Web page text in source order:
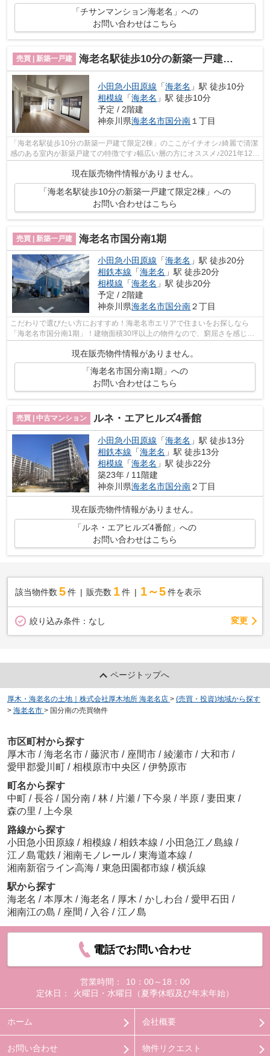
「チサンマンション海老名」への
お問い合わせはこちら
売買 | 新築一戸建 海老名駅徒歩10分の新築一戸建て限定2棟
小田急小田原線 「海老名 」駅 徒歩10分
相模線 「海老名 」駅 徒歩10分
予定 / 2階建
神奈川県海老名市国分南 １丁目
「海老名駅徒歩10分の新築一戸建て限定2棟」のここがイチオシ♪綺麗で清潔
感のある室内が新築戸建ての特徴です♪幅広い層の方にオススメ♪2021年12月
築の室内も広々とした物件で来客応対...
現在販売物件情報がありません。
「海老名駅徒歩10分の新築一戸建て限定2棟」への
お問い合わせはこちら
売買 | 新築一戸建 海老名市国分南1期
小田急小田原線 「海老名 」駅 徒歩20分
相鉄本線 「海老名 」駅 徒歩20分
相模線 「海老名 」駅 徒歩20分
予定 / 2階建
神奈川県海老名市国分南２丁目
こだわりで選びたい方におすすめ！海老名市エリアで住まいをお探しなら
「海老名市国分南1期」！建物面積30坪以上の物件なので、窮屈さを感じさ
せない室内！物件の購入をご予定なら、47...
現在販売物件情報がありません。
「海老名市国分南1期」への
お問い合わせはこちら
売買 | 中古マンション ルネ・エアヒルズ4番館
小田急小田原線 「海老名 」駅 徒歩13分
相鉄本線 「海老名 」駅 徒歩13分
相模線 「海老名 」駅 徒歩22分
築23年 / 11階建
神奈川県海老名市国分南２丁目
現在販売物件情報がありません。
「ルネ・エアヒルズ4番館」への
お問い合わせはこちら
該当物件数 5件 販売数 1 件 1～5 件を表示
絞り込み条件： なし 変更
ページトップへ
厚木・海老名の土地｜株式会社厚木地所 海老名店 > (売買・投資)地域から探す
> 海老名市 > 国分南の売買物件
市区町村から探す
厚木市 / 海老名市 / 藤沢市 / 座間市 / 綾瀬市 / 大和市 /
愛甲郡愛川町 / 相模原市中央区 / 伊勢原市
町名から探す
中町 / 長谷 / 国分南 / 林 / 片瀬 / 下今泉 / 半原 / 妻田東 /
森の里 /
上今泉
路線から探す
小田急小田原線 / 相模線 / 相鉄本線 / 小田急江ノ島線 /
江ノ島電鉄 / 湘南モノレール / 東海道本線 /
湘南新宿ライン高海 / 東急田園都市線 / 横浜線
駅から探す
海老名 / 本厚木 / 海老名 / 厚木 / かしわ台 / 愛甲石田 /
湘南江の島 / 座間 / 入谷 / 江ノ島
電話でお問い合わせ
営業時間：
10：00～18：00
定休日：
火曜日・水曜日（夏季休暇及び年末年始）
ホーム 会社概要
お問い合わせ 物件リクエスト